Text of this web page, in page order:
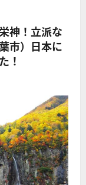
神！立派な
市）日本に
！